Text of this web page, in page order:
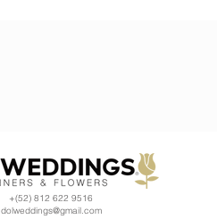
+(52) 812 622 9516
dolweddings@gmail.com